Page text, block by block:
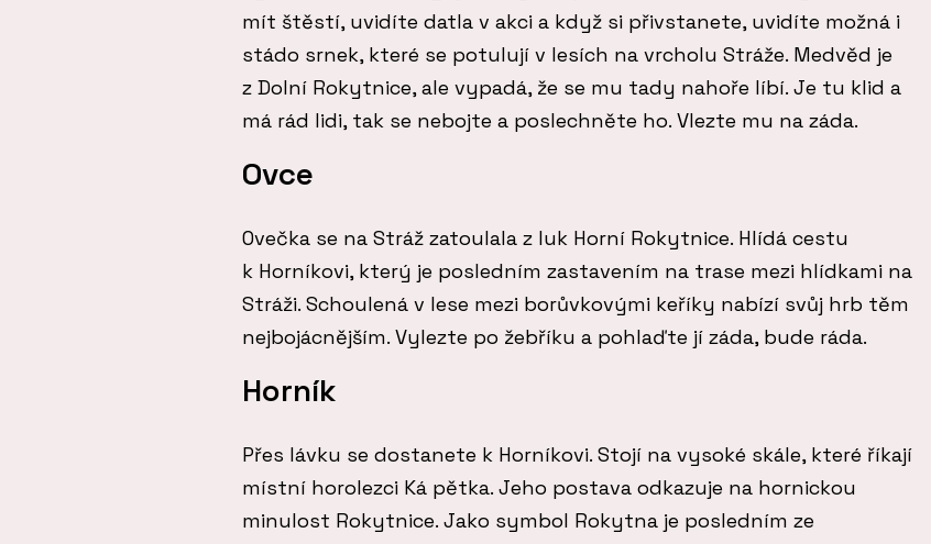
mít štěstí, uvidíte datla v akci a když si přivstanete, uvidíte možná i
stádo srnek, které se potulují v lesích na vrcholu Stráže. Medvěd je
z Dolní Rokytnice, ale vypadá, že se mu tady nahoře líbí. Je tu klid a
má rád lidi, tak se nebojte a poslechněte ho. Vlezte mu na záda.
Ovce
Ovečka se na Stráž zatoulala z luk Horní Rokytnice. Hlídá cestu
k Horníkovi, který je posledním zastavením na trase mezi hlídkami na
Stráži. Schoulená v lese mezi borůvkovými keříky nabízí svůj hrb těm
nejbojácnějším. Vylezte po žebříku a pohlaďte jí záda, bude ráda.
Horník
Přes lávku se dostanete k Horníkovi. Stojí na vysoké skále, které říkají
místní horolezci Ká pětka. Jeho postava odkazuje na hornickou
minulost Rokytnice. Jako symbol Rokytna je posledním ze